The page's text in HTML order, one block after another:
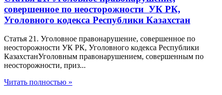
совершенное по неосторожности УК РК,
Уголовного кодекса Республики Казахстан
Статья 21. Уголовное правонарушение, совершенное по
неосторожности УК РК, Уголовного кодекса Республики
КазахстанУголовным правонарушением, совершенным по
неосторожности, приз...
Читать полностью »